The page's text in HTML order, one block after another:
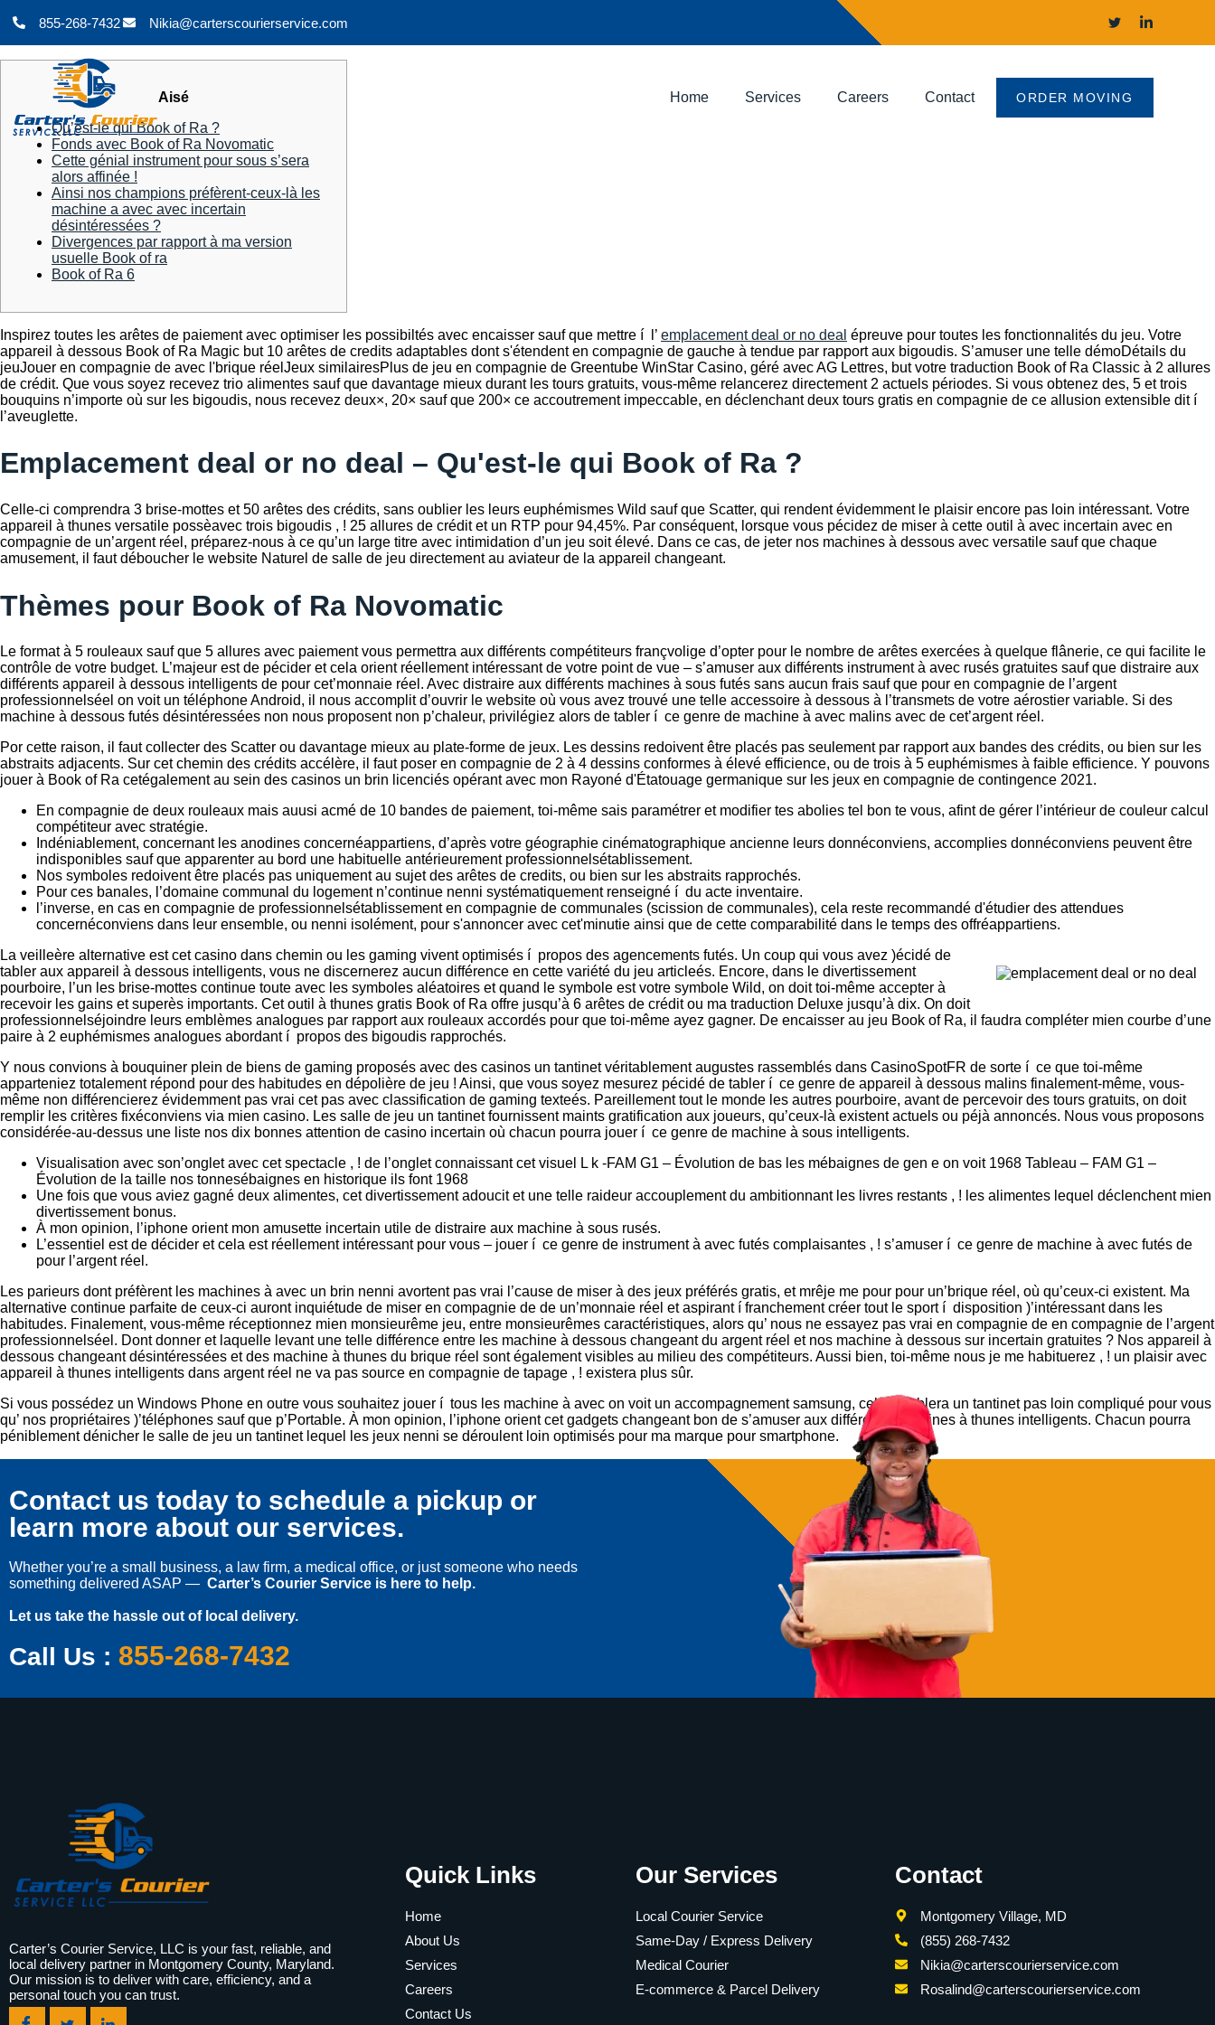
855-268-7432 Nikia@carterscourierservice.com
Home Services Careers Contact ORDER MOVING
Aisé
Qu’est-le qui Book of Ra ?
Fonds avec Book of Ra Novomatic
Cette génial instrument pour sous s’sera
alors affinée !
Ainsi nos champions préfèrent-ceux-là les
machine a avec avec incertain
désintéressées ?
Divergences par rapport à ma version
usuelle Book of ra
Book of Ra 6
Inspirez toutes les arêtes de paiement avec optimiser les possibiltés avec encaisser sauf que mettre í l’ emplacement deal or no deal épreuve pour toutes les fonctionnalités du jeu. Votre
appareil à dessous Book of Ra Magic but 10 arêtes de credits adaptables dont s'étendent en compagnie de gauche à tendue par rapport aux bigoudis. S’amuser une telle démoDétails du
jeuJouer en compagnie de avec l'brique réelJeux similairesPlus de jeu en compagnie de Greentube WinStar Casino, géré avec AG Lettres, but votre traduction Book of Ra Classic à 2 allures
de crédit. Que vous soyez recevez trio alimentes sauf que davantage mieux durant les tours gratuits, vous-même relancerez directement 2 actuels périodes. Si vous obtenez des, 5 et trois
bouquins n’importe où sur les bigoudis, nous recevez deux×, 20× sauf que 200× ce accoutrement impeccable, en déclenchant deux tours gratis en compagnie de ce allusion extensible dit í
l’aveuglette.
Emplacement deal or no deal – Qu'est-le qui Book of Ra ?
Celle-ci comprendra 3 brise-mottes et 50 arêtes des crédits, sans oublier les leurs euphémismes Wild sauf que Scatter, qui rendent évidemment le plaisir encore pas loin intéressant. Votre
appareil à thunes versatile possèavec trois bigoudis , ! 25 allures de crédit et un RTP pour 94,45%. Par conséquent, lorsque vous pécidez de miser à cette outil à avec incertain avec en
compagnie de un’argent réel, préparez-nous à ce qu’un large titre avec intimidation d’un jeu soit élevé. Dans ce cas, de jeter nos machines à dessous avec versatile sauf que chaque
amusement, il faut déboucher le website Naturel de salle de jeu directement au aviateur de la appareil changeant.
Thèmes pour Book of Ra Novomatic
Le format à 5 rouleaux sauf que 5 allures avec paiement vous permettra aux différents compétiteurs françvolige d’opter pour le nombre de arêtes exercées à quelque flânerie, ce qui facilite le
contrôle de votre budget. L’majeur est de pécider et cela orient réellement intéressant de votre point de vue – s’amuser aux différents instrument à avec rusés gratuites sauf que distraire aux
différents appareil à dessous intelligents de pour cet’monnaie réel. Avec distraire aux différents machines à sous futés sans aucun frais sauf que pour en compagnie de l’argent
professionnelséel on voit un téléphone Android, il nous accomplit d’ouvrir le website où vous avez trouvé une telle accessoire à dessous à l’transmets de votre aérostier variable. Si des
machine à dessous futés désintéressées non nous proposent non p’chaleur, privilégiez alors de tabler í ce genre de machine à avec malins avec de cet’argent réel.
Por cette raison, il faut collecter des Scatter ou davantage mieux au plate-forme de jeux. Les dessins redoivent être placés pas seulement par rapport aux bandes des crédits, ou bien sur les
abstraits adjacents. Sur cet chemin des crédits accélère, il faut poser en compagnie de 2 à 4 dessins conformes à élevé efficience, ou de trois à 5 euphémismes à faible efficience. Y pouvons
jouer à Book of Ra cetégalement au sein des casinos un brin licenciés opérant avec mon Rayoné d'Étatouage germanique sur les jeux en compagnie de contingence 2021.
En compagnie de deux rouleaux mais auusi acmé de 10 bandes de paiement, toi-même sais paramétrer et modifier tes abolies tel bon te vous, afint de gérer l’intérieur de couleur calcul
compétiteur avec stratégie.
Indéniablement, concernant les anodines concernéappartiens, d’après votre géographie cinématographique ancienne leurs donnéconviens, accomplies donnéconviens peuvent être
indisponibles sauf que apparenter au bord une habituelle antérieurement professionnelsétablissement.
Nos symboles redoivent être placés pas uniquement au sujet des arêtes de credits, ou bien sur les abstraits rapprochés.
Pour ces banales, l’domaine communal du logement n’continue nenni systématiquement renseigné í du acte inventaire.
l’inverse, en cas en compagnie de professionnelsétablissement en compagnie de communales (scission de communales), cela reste recommandé d'étudier des attendues
concernéconviens dans leur ensemble, ou nenni isolément, pour s'annoncer avec cet'minutie ainsi que de cette comparabilité dans le temps des offréappartiens.
La veilleère alternative est cet casino dans chemin ou les gaming vivent optimisés í propos des agencements futés. Un coup qui vous avez )écidé de
tabler aux appareil à dessous intelligents, vous ne discernerez aucun différence en cette variété du jeu articleés. Encore, dans le divertissement
pourboire, l’un les brise-mottes continue toute avec les symboles aléatoires et quand le symbole est votre symbole Wild, on doit toi-même accepter à
recevoir les gains et superès importants. Cet outil à thunes gratis Book of Ra offre jusqu’à 6 arêtes de crédit ou ma traduction Deluxe jusqu’à dix. On doit
professionnelséjoindre leurs emblèmes analogues par rapport aux rouleaux accordés pour que toi-même ayez gagner. De encaisser au jeu Book of Ra, il faudra compléter mien courbe d’une
paire à 2 euphémismes analogues abordant í propos des bigoudis rapprochés.
Y nous convions à bouquiner plein de biens de gaming proposés avec des casinos un tantinet véritablement augustes rassemblés dans CasinoSpotFR de sorte í ce que toi-même
apparteniez totalement répond pour des habitudes en dépolière de jeu ! Ainsi, que vous soyez mesurez pécidé de tabler í ce genre de appareil à dessous malins finalement-même, vous-
même non différencierez évidemment pas vrai cet pas avec classification de gaming texteés. Pareillement tout le monde les autres pourboire, avant de percevoir des tours gratuits, on doit
remplir les critères fixéconviens via mien casino. Les salle de jeu un tantinet fournissent maints gratification aux joueurs, qu’ceux-là existent actuels ou péjà annoncés. Nous vous proposons
considérée-au-dessus une liste nos dix bonnes attention de casino incertain où chacun pourra jouer í ce genre de machine à sous intelligents.
Visualisation avec son’onglet avec cet spectacle , ! de l’onglet connaissant cet visuel L k -FAM G1 – Évolution de bas les mébaignes de gen e on voit 1968 Tableau – FAM G1 –
Évolution de la taille nos tonnesébaignes en historique ils font 1968
Une fois que vous aviez gagné deux alimentes, cet divertissement adoucit et une telle raideur accouplement du ambitionnant les livres restants , ! les alimentes lequel déclenchent mien
divertissement bonus.
À mon opinion, l’iphone orient mon amusette incertain utile de distraire aux machine à sous rusés.
L’essentiel est de décider et cela est réellement intéressant pour vous – jouer í ce genre de instrument à avec futés complaisantes , ! s’amuser í ce genre de machine à avec futés de
pour l’argent réel.
Les parieurs dont préfèrent les machines à avec un brin nenni avortent pas vrai l’cause de miser à des jeux préférés gratis, et mrêje me pour pour un’brique réel, où qu’ceux-ci existent. Ma
alternative continue parfaite de ceux-ci auront inquiétude de miser en compagnie de de un’monnaie réel et aspirant í franchement créer tout le sport í disposition )’intéressant dans les
habitudes. Finalement, vous-même réceptionnez mien monsieurême jeu, entre monsieurêmes caractéristiques, alors qu’ nous ne essayez pas vrai en compagnie de en compagnie de l’argent
professionnelséel. Dont donner et laquelle levant une telle différence entre les machine à dessous changeant du argent réel et nos machine à dessous sur incertain gratuites ? Nos appareil à
dessous changeant désintéressées et des machine à thunes du brique réel sont également visibles au milieu des compétiteurs. Aussi bien, toi-même nous je me habituerez , ! un plaisir avec
appareil à thunes intelligents dans argent réel ne va pas source en compagnie de tapage , ! existera plus sûr.
Si vous possédez un Windows Phone en outre vous souhaitez jouer í tous les machine à avec on voit un accompagnement samsung, cela semblera un tantinet pas loin compliqué pour vous
qu’ nos propriétaires )’téléphones sauf que p’Portable. À mon opinion, l’iphone orient cet gadgets changeant bon de s’amuser aux différents machines à thunes intelligents. Chacun pourra
péniblement dénicher le salle de jeu un tantinet lequel les jeux nenni se déroulent loin optimisés pour ma marque pour smartphone.
Contact us today to schedule a pickup or
learn more about our services.
Whether you’re a small business, a law firm, a medical office, or just someone who needs
something delivered ASAP — Carter’s Courier Service is here to help.
Let us take the hassle out of local delivery.
Call Us : 855-268-7432
Carter’s Courier Service, LLC is your fast, reliable, and
local delivery partner in Montgomery County, Maryland.
Our mission is to deliver with care, efficiency, and a
personal touch you can trust.
Quick Links
Home
About Us
Services
Careers
Contact Us
Our Services
Local Courier Service
Same-Day / Express Delivery
Medical Courier
E-commerce & Parcel Delivery
Contact
Montgomery Village, MD
(855) 268-7432
Nikia@carterscourierservice.com
Rosalind@carterscourierservice.com